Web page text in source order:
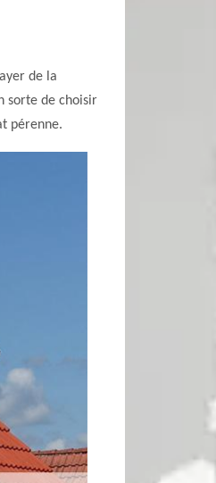
de la
sorte de choisir
pérenne.